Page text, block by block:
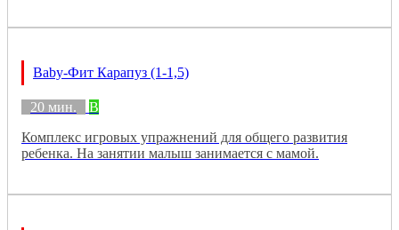
Baby-Фит Карапуз (1-1,5)
20 мин.
B
Комплекс игровых упражнений для общего развития
ребенка. На занятии малыш занимается с мамой.